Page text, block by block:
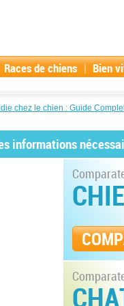
Races de chiens | Bien
chez le chien : Guide
informations